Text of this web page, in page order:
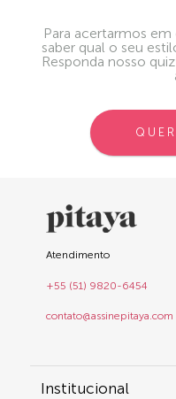
Para acertarmos
saber qual o seu
Responda nosso
Atendimento
+55 (51) 9820-6454
contato@assinepitaya.com
Institucional